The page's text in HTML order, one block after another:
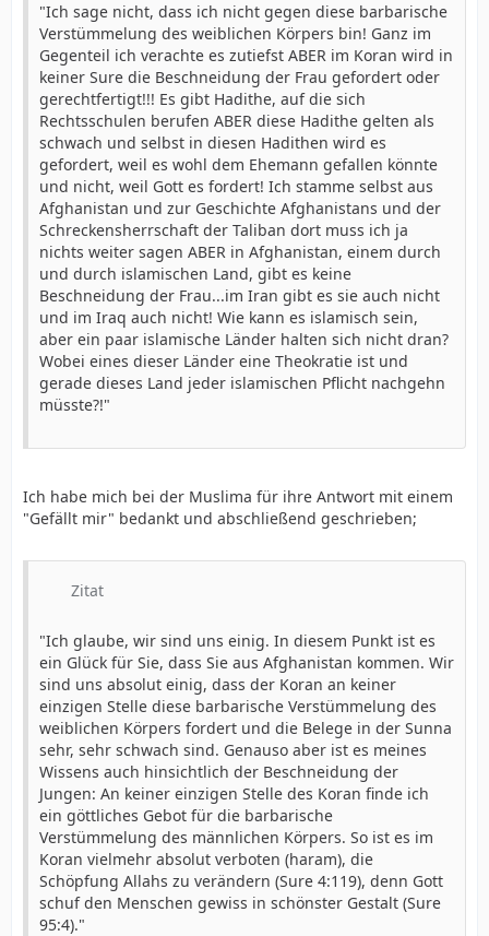
"Ich sage nicht, dass ich nicht gegen diese barbarische
Verstümmelung des weiblichen Körpers bin! Ganz im
Gegenteil ich verachte es zutiefst ABER im Koran wird in
keiner Sure die Beschneidung der Frau gefordert oder
gerechtfertigt!!! Es gibt Hadithe, auf die sich
Rechtsschulen berufen ABER diese Hadithe gelten als
schwach und selbst in diesen Hadithen wird es
gefordert, weil es wohl dem Ehemann gefallen könnte
und nicht, weil Gott es fordert! Ich stamme selbst aus
Afghanistan und zur Geschichte Afghanistans und der
Schreckensherrschaft der Taliban dort muss ich ja
nichts weiter sagen ABER in Afghanistan, einem durch
und durch islamischen Land, gibt es keine
Beschneidung der Frau...im Iran gibt es sie auch nicht
und im Iraq auch nicht! Wie kann es islamisch sein,
aber ein paar islamische Länder halten sich nicht dran?
Wobei eines dieser Länder eine Theokratie ist und
gerade dieses Land jeder islamischen Pflicht nachgehn
müsste?!"
Ich habe mich bei der Muslima für ihre Antwort mit einem
"Gefällt mir" bedankt und abschließend geschrieben;
Zitat
"Ich glaube, wir sind uns einig. In diesem Punkt ist es
ein Glück für Sie, dass Sie aus Afghanistan kommen. Wir
sind uns absolut einig, dass der Koran an keiner
einzigen Stelle diese barbarische Verstümmelung des
weiblichen Körpers fordert und die Belege in der Sunna
sehr, sehr schwach sind. Genauso aber ist es meines
Wissens auch hinsichtlich der Beschneidung der
Jungen: An keiner einzigen Stelle des Koran finde ich
ein göttliches Gebot für die barbarische
Verstümmelung des männlichen Körpers. So ist es im
Koran vielmehr absolut verboten (haram), die
Schöpfung Allahs zu verändern (Sure 4:119), denn Gott
schuf den Menschen gewiss in schönster Gestalt (Sure
95:4)."